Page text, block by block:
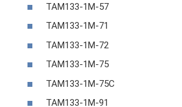
ТАМ133-1М-57
ТАМ133-1М-71
ТАМ133-1М-72
ТАМ133-1М-75
ТАМ133-1М-75С
ТАМ133-1М-91